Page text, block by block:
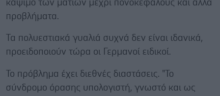
κάψιμο των ματιών μέχρι πονοκεφάλους και άλλα
προβλήματα.
Τα πολυεστιακά γυαλιά συχνά δεν είναι ιδανικά,
προειδοποιούν τώρα οι Γερμανοί ειδικοί.
Το πρόβλημα έχει διεθνές διαστάσεις. "Το
σύνδρομο όρασης υπολογιστή, γνωστό και ως